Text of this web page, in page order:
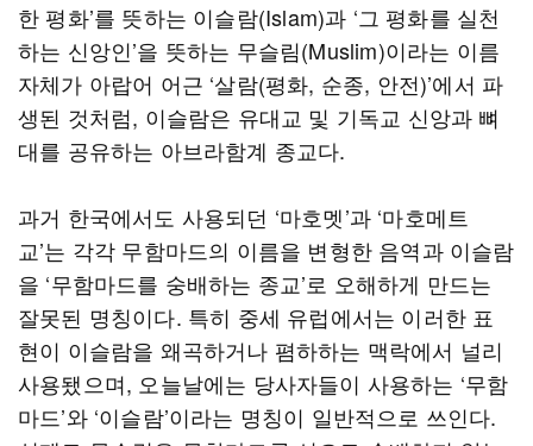
한 평화’를 뜻하는 이슬람(Islam)과 ‘그 평화를 실천
하는 신앙인’을 뜻하는 무슬림(Muslim)이라는 이름
자체가 아랍어 어근 ‘살람(평화, 순종, 안전)’에서 파
생된 것처럼, 이슬람은 유대교 및 기독교 신앙과 뼈
대를 공유하는 아브라함계 종교다.
과거 한국에서도 사용되던 ‘마호멧’과 ‘마호메트
교’는 각각 무함마드의 이름을 변형한 음역과 이슬람
을 ‘무함마드를 숭배하는 종교’로 오해하게 만드는
잘못된 명칭이다. 특히 중세 유럽에서는 이러한 표
현이 이슬람을 왜곡하거나 폄하하는 맥락에서 널리
사용됐으며, 오늘날에는 당사자들이 사용하는 ‘무함
마드’와 ‘이슬람’이라는 명칭이 일반적으로 쓰인다.